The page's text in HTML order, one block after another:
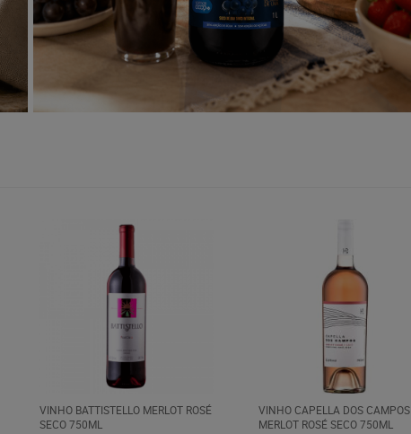
VINHO BATTISTELLO MERLOT ROSÉ
SECO 750ML
VINHO CAPELLA DOS CAMPOS
MERLOT ROSÉ SECO 750ML